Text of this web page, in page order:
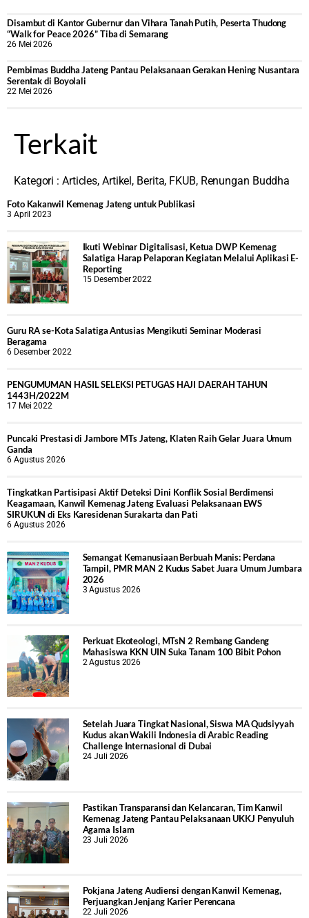
Disambut di Kantor Gubernur dan Vihara Tanah Putih, Peserta Thudong
“Walk for Peace 2026” Tiba di Semarang
26 Mei 2026
‎Pembimas Buddha Jateng Pantau Pelaksanaan Gerakan Hening Nusantara
Serentak di Boyolali
22 Mei 2026
Terkait
Kategori : Articles, Artikel , Berita, FKUB, Renungan Buddha
Foto Kakanwil Kemenag Jateng untuk Publikasi
3 April 2023
Ikuti Webinar Digitalisasi, Ketua DWP Kemenag
Salatiga Harap Pelaporan Kegiatan Melalui Aplikasi E-
Reporting
15 Desember 2022
Guru RA se-Kota Salatiga Antusias Mengikuti Seminar Moderasi
Beragama
6 Desember 2022
PENGUMUMAN HASIL SELEKSI PETUGAS HAJI DAERAH TAHUN
1443H/2022M
17 Mei 2022
Puncaki Prestasi di Jambore MTs Jateng, Klaten Raih Gelar Juara Umum
Ganda
6 Agustus 2026
Tingkatkan Partisipasi Aktif Deteksi Dini Konflik Sosial Berdimensi
Keagamaan, Kanwil Kemenag Jateng Evaluasi Pelaksanaan EWS
SIRUKUN di Eks Karesidenan Surakarta dan Pati
6 Agustus 2026
Semangat Kemanusiaan Berbuah Manis: Perdana
Tampil, PMR MAN 2 Kudus Sabet Juara Umum Jumbara
2026
3 Agustus 2026
Perkuat Ekoteologi, MTsN 2 Rembang Gandeng
Mahasiswa KKN UIN Suka Tanam 100 Bibit Pohon
2 Agustus 2026
Setelah Juara Tingkat Nasional, Siswa MA Qudsiyyah
Kudus akan Wakili Indonesia di Arabic Reading
Challenge Internasional di Dubai
24 Juli 2026
Pastikan Transparansi dan Kelancaran, Tim Kanwil
Kemenag Jateng Pantau Pelaksanaan UKKJ Penyuluh
Agama Islam
23 Juli 2026
Pokjana Jateng Audiensi dengan Kanwil Kemenag,
Perjuangkan Jenjang Karier Perencana
22 Juli 2026